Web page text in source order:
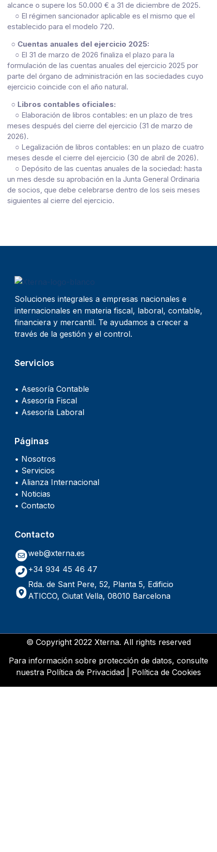
alcance o supere los 50.000 € a 31 de diciembre de 2025.
○ El régimen sancionador aplicable es el mismo que el
establecido para el modelo 720.
○ Cuentas anuales del ejercicio 2025:
○ El 31 de marzo de 2026 finaliza el plazo para la
formulación de las cuentas anuales del ejercicio 2025 por
parte del órgano de administración en las sociedades cuyo
ejercicio coincide con el año natural.
○ Libros contables oficiales:
○ Elaboración de libros contables: en un plazo de tres
meses después del cierre del ejercicio (31 de marzo de
2026).
○ Legalización de libros contables: en un plazo de cuatro
meses desde el cierre del ejercicio (30 de abril de 2026).
○ Depósito de las cuentas anuales de la sociedad: hasta
un mes desde su aprobación en la Junta General Ordinaria
de socios, que debe celebrarse dentro de los seis meses
siguientes al cierre del ejercicio.
Soluciones integrales a empresas nacionales e
internacionales en materia fiscal, laboral, contable,
financiera y mercantil. Te ayudamos a crecer a
través de la gestión y el control.
Servicios
• Asesoría Contable
• Asesoría Fiscal
• Asesoría Laboral
Páginas
• Nosotros
• Servicios
• Alianza Internacional
• Noticias
• Contacto
Contacto
web@xterna.es
+34 934 45 46 47
Rda. de Sant Pere, 52, Planta 5, Edificio
ATICCO, Ciutat Vella, 08010 Barcelona
© Copyright 2022 Xterna. All rights reserved
Para información sobre protección de datos, consulte
nuestra Política de Privacidad Política de Cookies